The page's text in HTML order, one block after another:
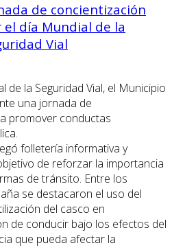
de concientización
el día Mundial de la
Vial
de la Seguridad Vial, el Municipio
una jornada de
promover conductas
folletería informativa y
de reforzar la importancia
de tránsito. Entre los
se destacaron el uso del
del casco en
de conducir bajo los efectos del
que pueda afectar la